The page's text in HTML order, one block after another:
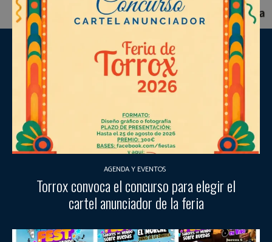
AGENDA Y EVENTOS
Torrox convoca el concurso para elegir el
cartel anunciador de la feria